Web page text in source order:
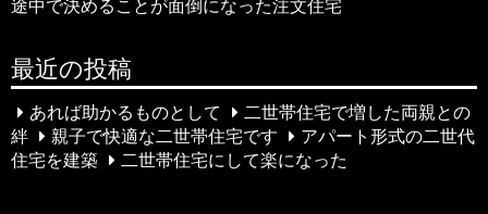
ン
最近の投稿
あれば助かるものとして
二世帯住宅で増した両親との
絆
親子で快適な二世帯住宅です
アパート形式の二世代
住宅を建築
二世帯住宅にして楽になった